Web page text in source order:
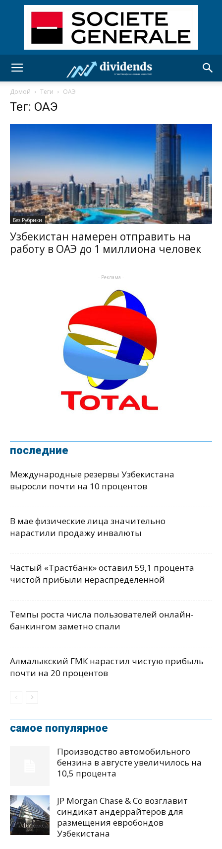
Домой Теги ОАЭ
Тег: ОАЭ
Без Рубрики
Узбекистан намерен отправить на
работу в ОАЭ до 1 миллиона человек
- Реклама -
последние
Международные резервы Узбекистана
выросли почти на 10 процентов
В мае физические лица значительно
нарастили продажу инвалюты
Частый «Трастбанк» оставил 59,1 процента
чистой прибыли нераспределенной
Темпы роста числа пользователей онлайн-
банкингом заметно спали
Алмалыкский ГМК нарастил чистую прибыль
почти на 20 процентов
самое популярное
Производство автомобильного
бензина в августе увеличилось на
10,5 процента
JP Morgan Chase & Co возглавит
синдикат андеррайтеров для
размещения евробондов
Узбекистана